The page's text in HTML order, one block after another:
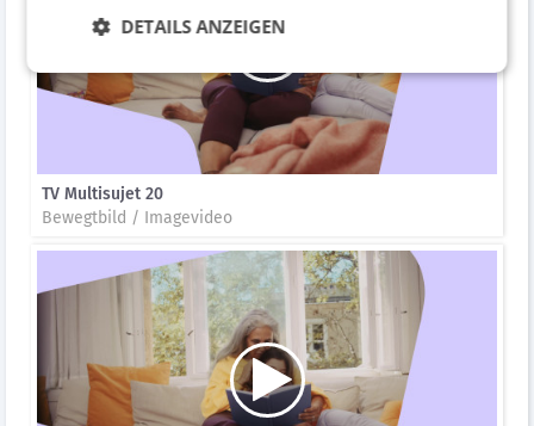
TV Multisujet 20
Bewegtbild / Imagevideo
DETAILS ANZEIGEN